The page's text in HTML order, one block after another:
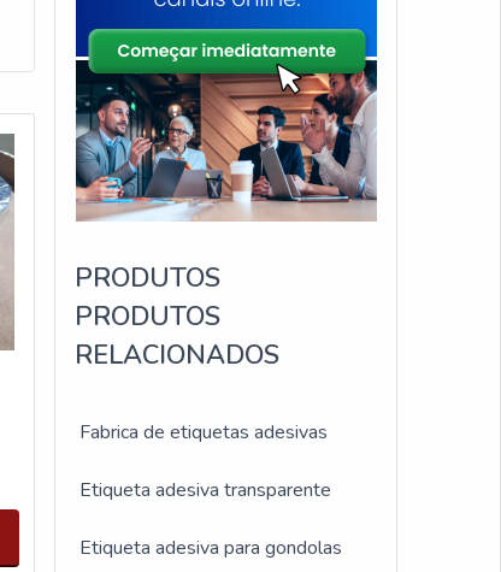
PRODUTOS
PRODUTOS
RELACIONADOS
Fabrica de etiquetas adesivas
Etiqueta adesiva transparente
Etiqueta adesiva para gondolas